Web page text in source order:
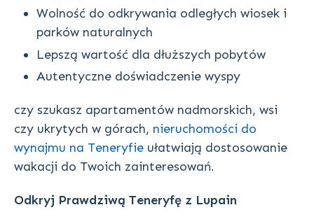
Wolność do odkrywania odległych wiosek i
parków naturalnych
Lepszą wartość dla dłuższych pobytów
Autentyczne doświadczenie wyspy
czy szukasz apartamentów nadmorskich, wsi
czy ukrytych w górach, nieruchomości do
wynajmu na Teneryfie ułatwiają dostosowanie
wakacji do Twoich zainteresowań.
Odkryj Prawdziwą Teneryfę z Lupain